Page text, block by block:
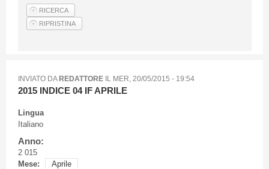
Articoli
INVIATO DAREDATTOREIL MER, 20/05/2015 - 19:54
2015 INDICE 04 IF APRILE
Lingua
Italiano
Anno:
2 015
Mese:
Aprile